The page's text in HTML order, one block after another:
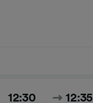
12:30 12:35